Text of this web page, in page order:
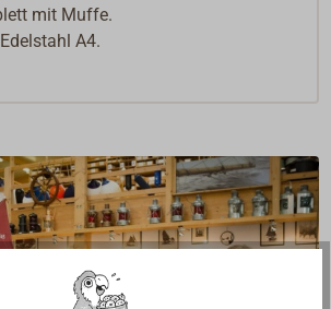
mit Muffe.
A4.